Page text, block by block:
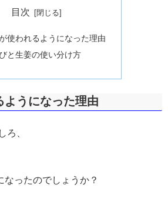
目次
使われるようになった理由
と生姜の使い分け方
ようになった理由
ろ、
ったのでしょうか？